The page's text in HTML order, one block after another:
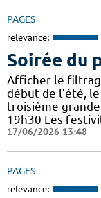
PAGES
relevance:
Soirée du
Afficher le
début de l’été,
troisième
19h30 Les
17/06/2026 13:48
PAGES
relevance: